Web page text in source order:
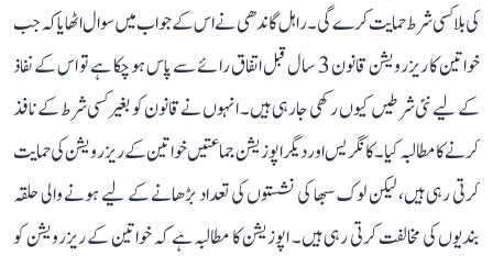
کی بلا کسی شرط حمایت کرے گی۔ راہل گاندھی نے اس کے جواب میں سوال اٹھایا کہ جب
خواتین کا ریزرویشن قانون 3 سال قبل اتفاق رائے سے پاس ہو چکا ہے تو اس کے نفاذ
کے لیے نئی شرطیں کیوں رکھی جا رہی ہیں۔ انہوں نے قانون کو بغیر کسی شرط کے نافذ
کرنے کا مطالبہ کیا۔ کانگریس اور دیگر اپوزیشن جماعتیں خواتین کے ریزرویشن کی حمایت
کرتی رہی ہیں، لیکن لوک سبھا کی نشستوں کی تعداد بڑھانے کے لیے ہونے والی حلقہ
بندیوں کی مخالفت کرتی رہی ہیں۔ اپوزیشن کا مطالبہ ہے کہ خواتین کے ریزرویشن کو